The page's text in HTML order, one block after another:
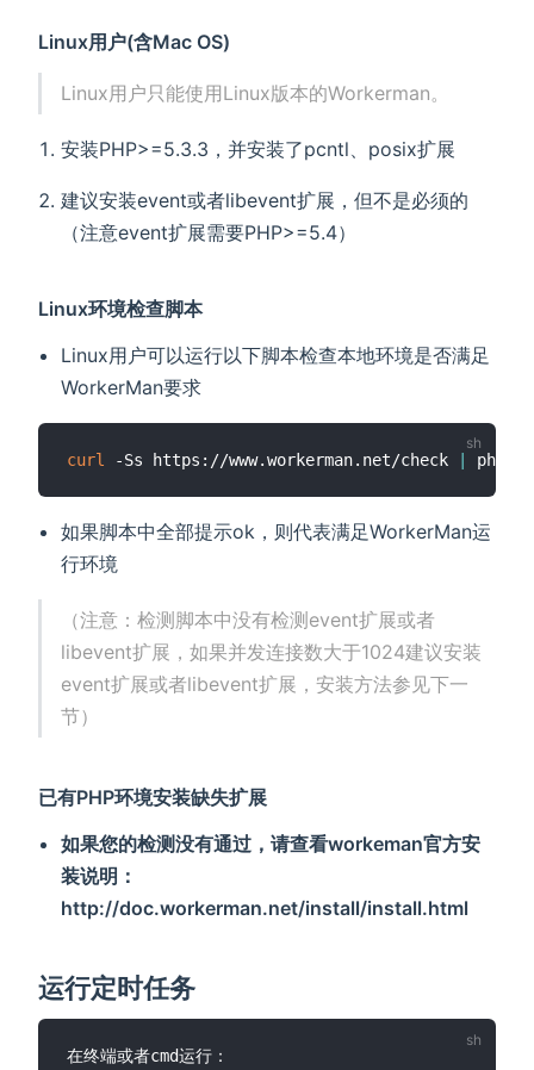
Linux用户(含Mac OS)
Linux用户只能使用Linux版本的Workerman。
安装PHP>=5.3.3，并安装了pcntl、posix扩展
建议安装event或者libevent扩展，但不是必须的
（注意event扩展需要PHP>=5.4）
Linux环境检查脚本
Linux用户可以运行以下脚本检查本地环境是否满足
WorkerMan要求
curl -Ss https://www.workerman.net/check |
如果脚本中全部提示ok，则代表满足WorkerMan运
行环境
（注意：检测脚本中没有检测event扩展或者
libevent扩展，如果并发连接数大于1024建议安装
event扩展或者libevent扩展，安装方法参见下一
节）
已有PHP环境安装缺失扩展
如果您的检测没有通过，请查看workeman官方安
装说明：
http://doc.workerman.net/install/install.html
运行定时任务
在终端或者cmd运行：